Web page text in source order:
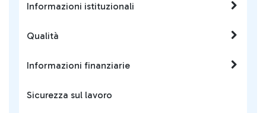
Informazioni istituzionali
Qualità
Informazioni finanziarie
Sicurezza sul lavoro